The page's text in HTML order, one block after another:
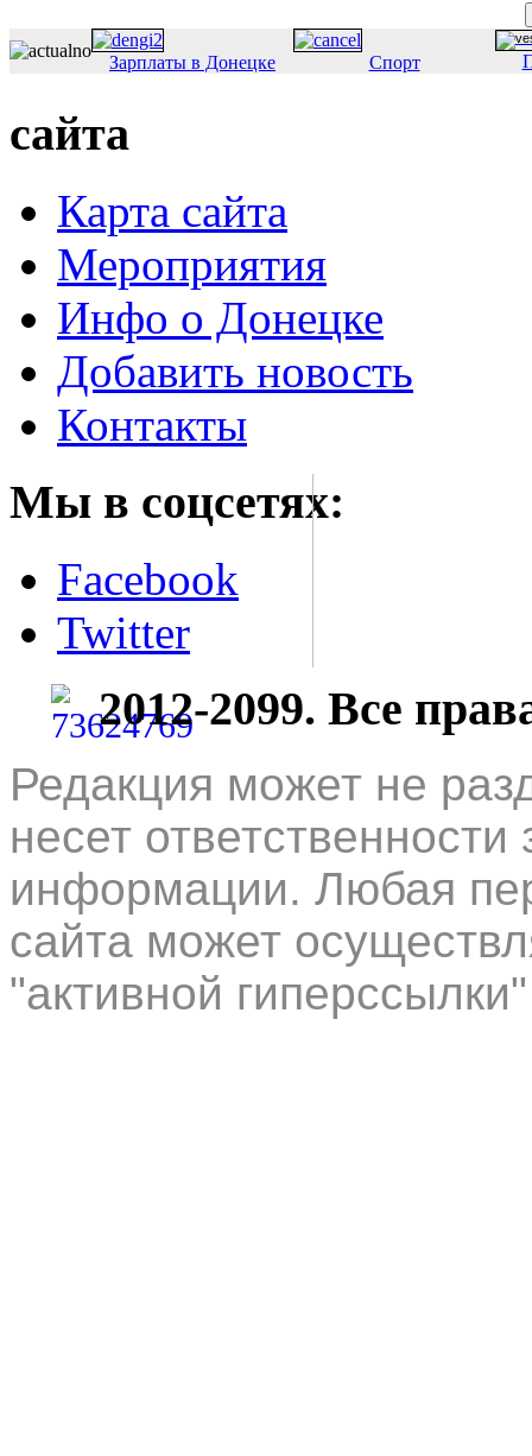
Зарплаты в Донецке Спорт
сайта
Карта сайта
Мероприятия
Инфо о Донецке
Добавить новость
Контакты
Мы в соцсетях:
Facebook
Twitter
2012-2099. Все
Редакция может не
несет
информации. Любая
сайта может
"активной